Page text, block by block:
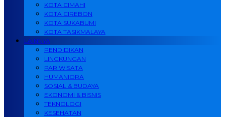
KOTA CIMAHI
KOTA CIREBON
KOTA SUKABUMI
KOTA TASIKMALAYA
LAINNYA
PENDIDIKAN
LINGKUNGAN
PARIWISATA
HUMANIORA
SOSIAL & BUDAYA
EKONOMI & BISNIS
TEKNOLOGI
KESEHATAN